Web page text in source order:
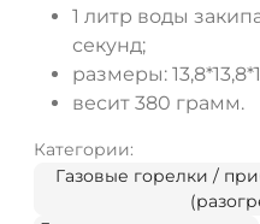
1 литр воды
секунд;
размеры:
весит 380 грамм.
Категории:
Газовые горелки /